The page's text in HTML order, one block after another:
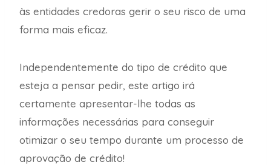
às entidades credoras gerir o seu risco de uma
forma mais eficaz.
Independentemente do tipo de crédito que
esteja a pensar pedir, este artigo irá
certamente apresentar-lhe todas as
informações necessárias para conseguir
otimizar o seu tempo durante um processo de
aprovação de crédito!